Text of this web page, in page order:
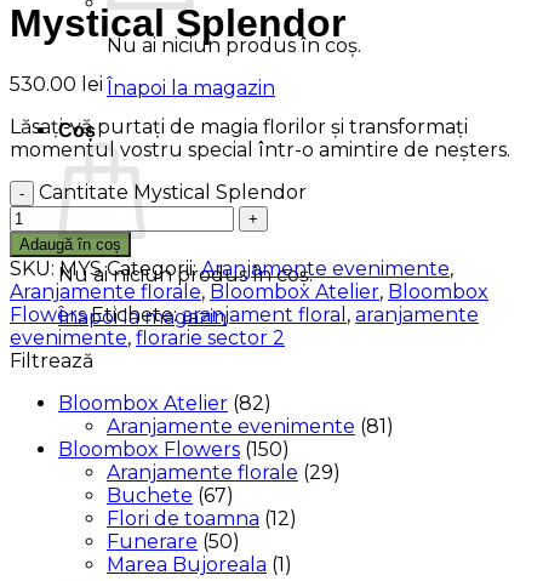
Nu ai niciun produs în coș.
Înapoi la magazin
Coș
Nu ai niciun produs în coș.
Înapoi la magazin
Mystical Splendor
530.00 lei
Lăsați-vă purtați de magia florilor și transformați
momentul vostru special într-o amintire de neșters.
Cantitate Mystical Splendor
Adaugă în coș
SKU: MYS Categorii:Aranjamente evenimente,
Aranjamente florale, Bloombox Atelier, Bloombox
Flowers Etichete:aranjament floral , aranjamente
evenimente, florarie sector 2
Filtrează
Bloombox Atelier (82)
Aranjamente evenimente (81)
Bloombox Flowers (150)
Aranjamente florale (29)
Buchete (67)
Flori de toamna (12)
Funerare (50)
Marea Bujoreala (1)